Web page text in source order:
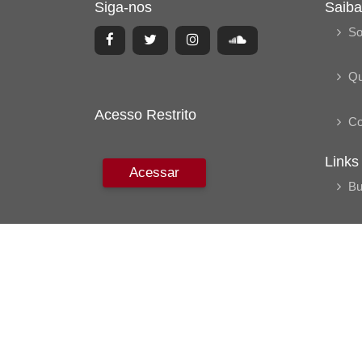
Siga-nos
Acesso Restrito
Acessar